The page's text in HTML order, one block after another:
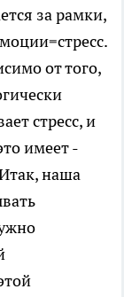
за рамки,
от того,
стресс, и
имеет -
наша